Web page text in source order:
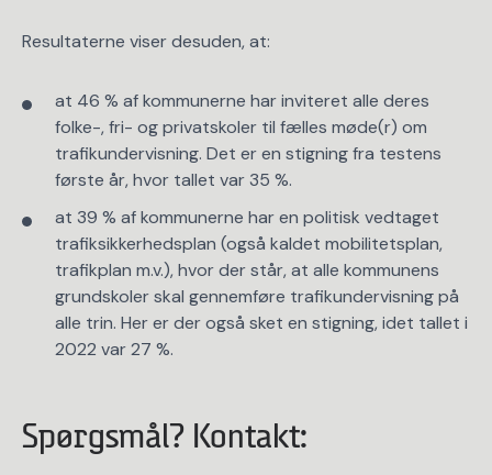
Resultaterne viser desuden, at:
at 46 % af kommunerne har inviteret alle deres
folke-, fri- og privatskoler til fælles møde(r) om
trafikundervisning. Det er en stigning fra testens
første år, hvor tallet var 35 %.
at 39 % af kommunerne har en politisk vedtaget
trafiksikkerhedsplan (også kaldet mobilitetsplan,
trafikplan m.v.), hvor der står, at alle kommunens
grundskoler skal gennemføre trafikundervisning på
alle trin. Her er der også sket en stigning, idet tallet i
2022 var 27 %.
Spørgsmål? Kontakt: